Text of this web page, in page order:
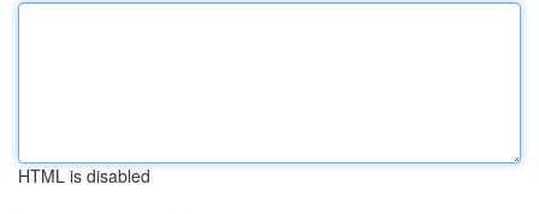
HTML is disabled